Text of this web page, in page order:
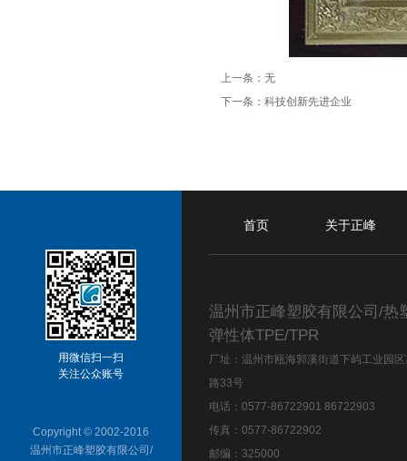
上一条：无
下一条： 科技创新先进企业
用微信扫一扫
关注公众账号
Copyright © 2002-2016
温州市正峰塑胶有限公司/
首页 关于正峰
温州市正峰塑胶有限公司/热
弹性体TPE/TPR
厂址：温州市瓯海郭溪街道下屿工业园
路33号
电话：0577-86722901 86722903
传真：0577-86722902
邮编：325000